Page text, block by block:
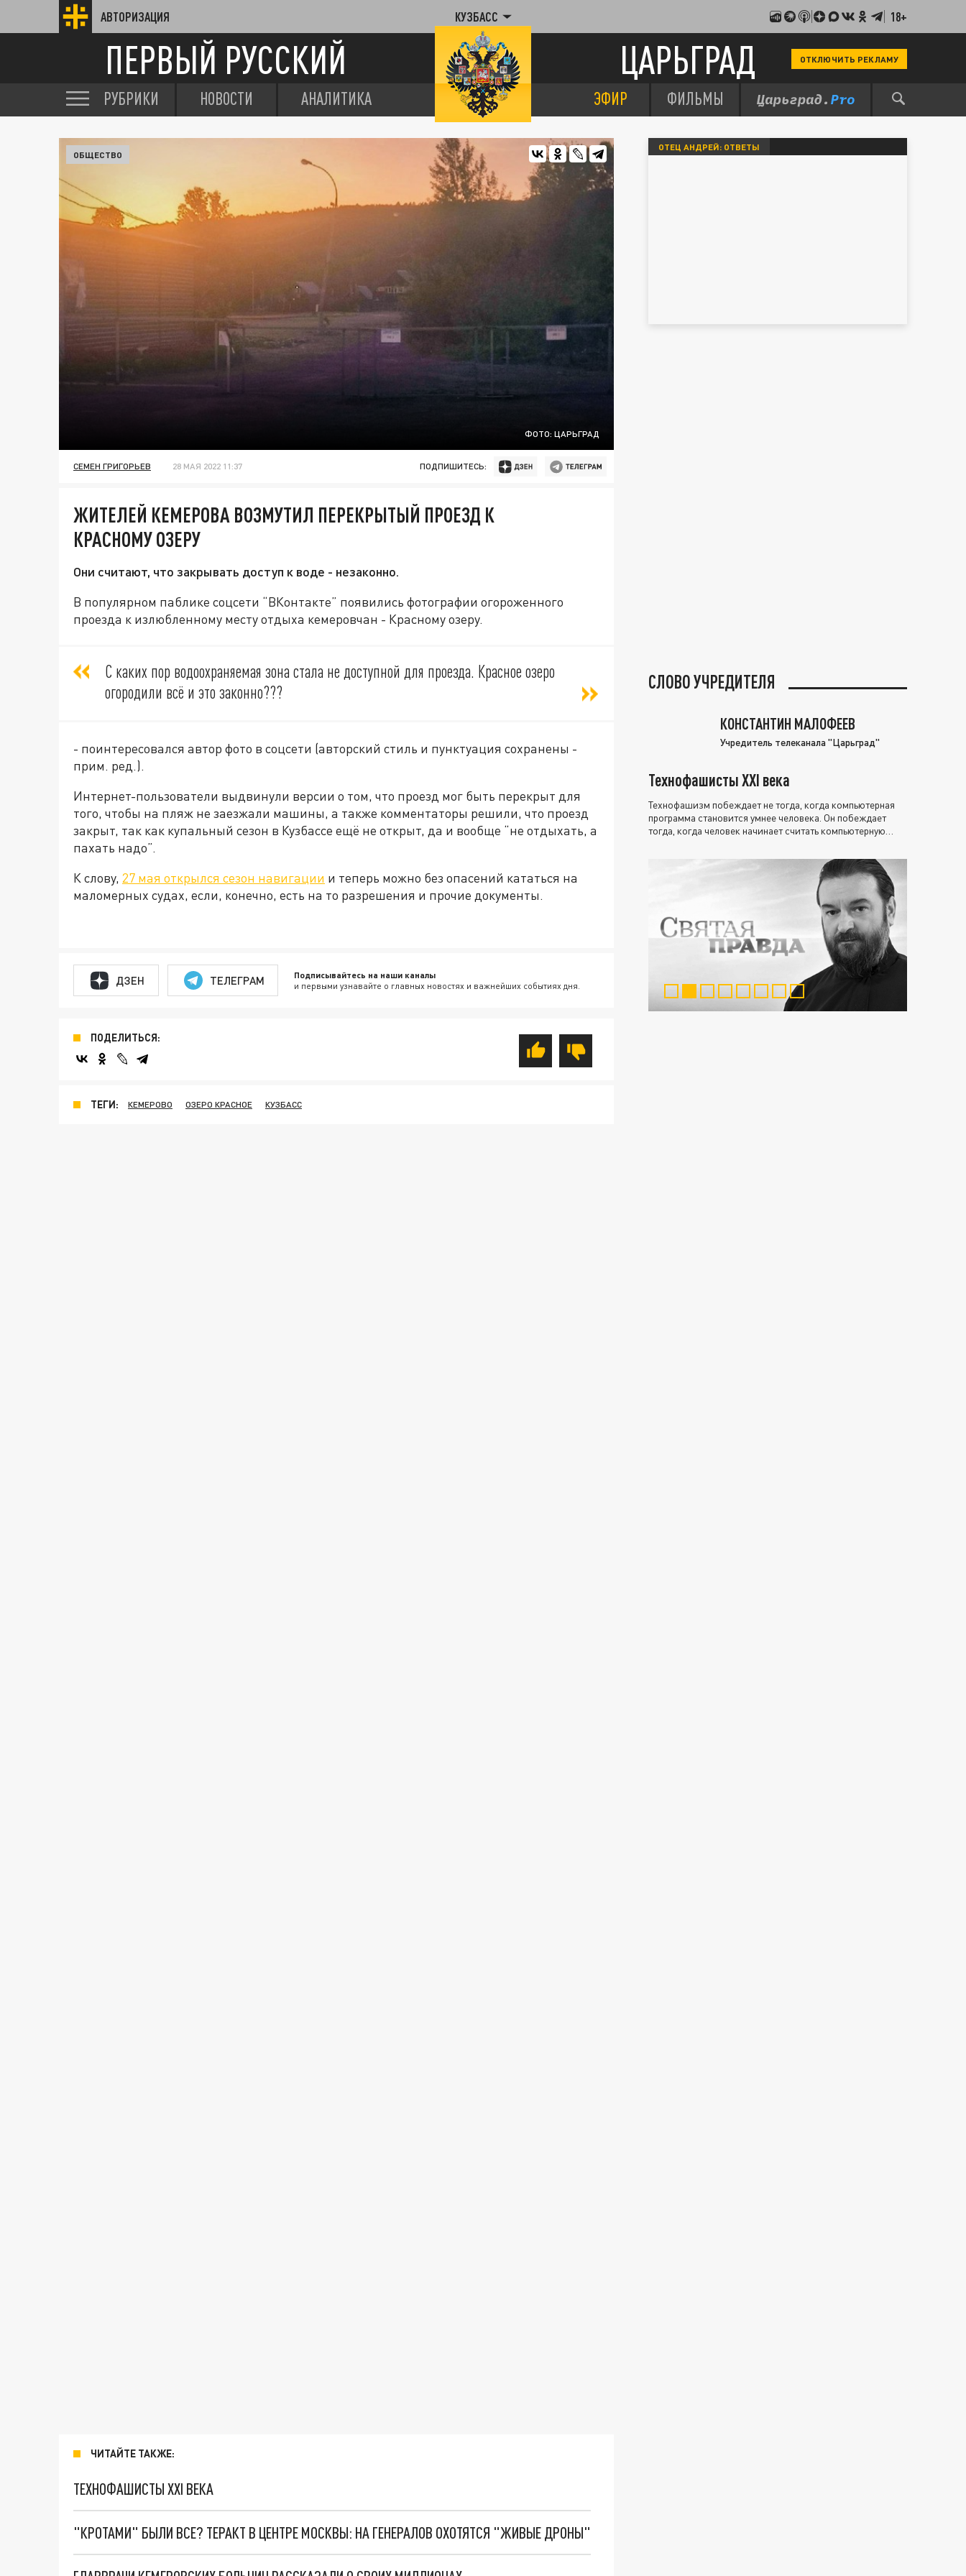
АВТОРИЗАЦИЯ КУЗБАСС 18+
ПЕРВЫЙ РУССКИЙ ЦАРЬГРАД ОТКЛЮЧИТЬ РЕКЛАМУ
РУБРИКИ НОВОСТИ АНАЛИТИКА ЭФИР ФИЛЬМЫ
ФОТО: ЦАРЬГРАД
ОБЩЕСТВО
СЕМЕН ГРИГОРЬЕВ 28 МАЯ 2022 11:37 ПОДПИШИТЕСЬ:
ЖИТЕЛЕЙ КЕМЕРОВА ВОЗМУТИЛ ПЕРЕКРЫТЫЙ ПРОЕЗД К
КРАСНОМУ ОЗЕРУ
Они считают, что закрывать доступ к воде - незаконно.
В популярном паблике соцсети “ВКонтакте” появились фотографии огороженного
проезда к излюбленному месту отдыха кемеровчан - Красному озеру.
С каких пор водоохраняемая зона стала не доступной для проезда. Красное озеро
огородили всё и это законно???
- поинтересовался автор фото в соцсети (авторский стиль и пунктуация сохранены -
прим. ред.).
Интернет-пользователи выдвинули версии о том, что проезд мог быть перекрыт для
того, чтобы на пляж не заезжали машины, а также комментаторы решили, что проезд
закрыт, так как купальный сезон в Кузбассе ещё не открыт, да и вообще “не отдыхать, а
пахать надо”.
К слову, 27 мая открылся сезон навигации и теперь можно без опасений кататься на
маломерных судах, если, конечно, есть на то разрешения и прочие документы.
ДЗЕН ТЕЛЕГРАМ Подписывайтесь на наши каналы
и первыми узнавайте о главных новостях и важнейших событиях дня.
ПОДЕЛИТЬСЯ:
ТЕГИ: КЕМЕРОВО ОЗЕРО КРАСНОЕ КУЗБАСС
ЧИТАЙТЕ ТАКЖЕ:
ТЕХНОФАШИСТЫ XXI ВЕКА
"КРОТАМИ" БЫЛИ ВСЕ? ТЕРАКТ В ЦЕНТРЕ МОСКВЫ: НА ГЕНЕРАЛОВ ОХОТЯТСЯ "ЖИВЫЕ ДРОНЫ"
ОТЕЦ АНДРЕЙ: ОТВЕТЫ
СЛОВО УЧРЕДИТЕЛЯ
КОНСТАНТИН МАЛОФЕЕВ
Учредитель телеканала "Царьград"
Технофашисты XXI века
Технофашизм побеждает не тогда, когда компьютерная
программа становится умнее человека. Он побеждает
тогда, когда человек начинает считать компьютерную